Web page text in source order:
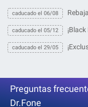
caducado el 06/08
caducado el 05/12
caducado el 29/05
Preguntas
Dr.Fone